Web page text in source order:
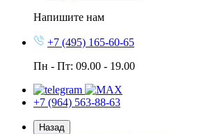
Напишите нам
+7 (495) 165-60-65
Пн - Пт: 09.00 - 19.00
+7 (964) 563-88-63
Назад